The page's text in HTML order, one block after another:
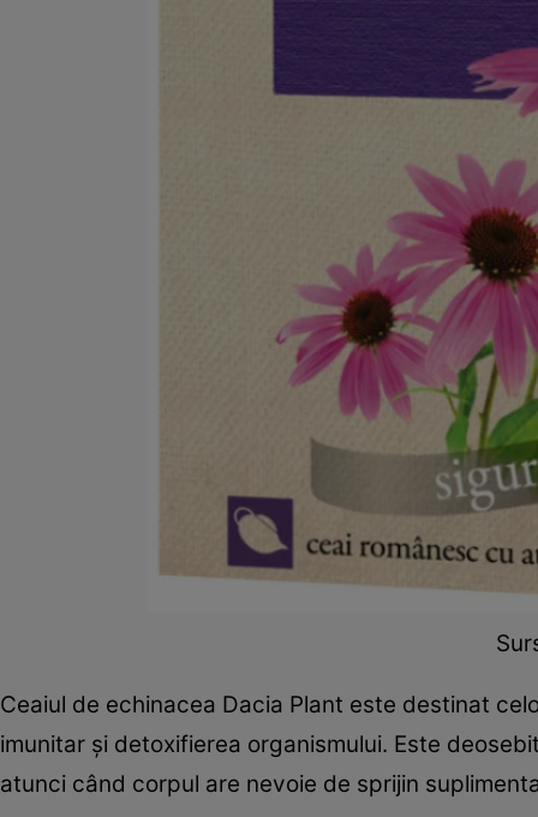
Ceaiul de echinacea Dacia Plant este destinat
imunitar și detoxifierea organismului. Este
atunci când corpul are nevoie de sprijin